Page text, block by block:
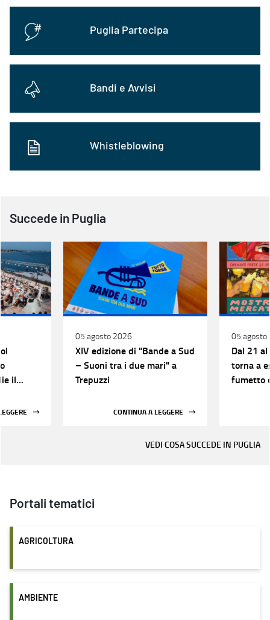
Puglia Partecipa
Bandi e Avvisi
Whistleblowing
Succede in Puglia
il
05 agosto 2026
XIV edizione di "Bande a Sud
– Suoni tra i due mari" a
Trepuzzi
CONTINUA A LEGGERE
05 agosto
Dal 21
torna a
fumetto
VEDI COSA SUCCEDE IN PUGLIA
Portali tematici
AGRICOLTURA
AMBIENTE